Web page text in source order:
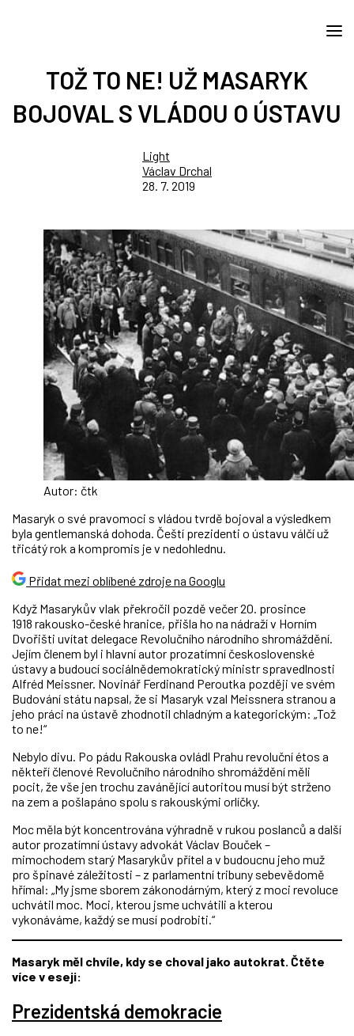
TOŽ TO NE! UŽ MASARYK
BOJOVAL S VLÁDOU O ÚSTAVU
Light
Václav Drchal
28. 7. 2019
Autor: čtk
Masaryk o své pravomoci s vládou tvrdě bojoval a výsledkem
byla gentlemanská dohoda. Čeští prezidenti o ústavu válčí už
třicátý rok a kompromis je v nedohlednu.
Přidat mezi oblíbené zdroje na Googlu
Když Masarykův vlak překročil pozdě večer 20. prosince
1918 rakousko-české hranice, přišla ho na nádraží v Horním
Dvořišti uvítat delegace Revolučního národního shromáždění.
Jejím členem byl i hlavní autor prozatímní československé
ústavy a budoucí sociálnědemokratický ministr spravedlnosti
Alfréd Meissner. Novinář Ferdinand Peroutka později ve svém
Budování státu napsal, že si Masaryk vzal Meissnera stranou a
jeho práci na ústavě zhodnotil chladným a kategorickým: „Tož
to ne!“
Nebylo divu. Po pádu Rakouska ovládl Prahu revoluční étos a
někteří členové Revolučního národního shromáždění měli
pocit, že vše jen trochu zavánějící autoritou musí být strženo
na zem a pošlapáno spolu s rakouskými orlíčky.
Moc měla být koncentrována výhradně v rukou poslanců a další
autor prozatímní ústavy advokát Václav Bouček –
mimochodem starý Masarykův přítel a v budoucnu jeho muž
pro špinavé záležitosti – z parlamentní tribuny sebevědomě
hřímal: „My jsme sborem zákonodárným, který z moci revoluce
uchvátil moc. Moci, kterou jsme uchvátili a kterou
vykonáváme, každý se musí podrobiti.“
Masaryk měl chvíle, kdy se choval jako autokrat. Čtěte
více v eseji:
Prezidentská demokracie